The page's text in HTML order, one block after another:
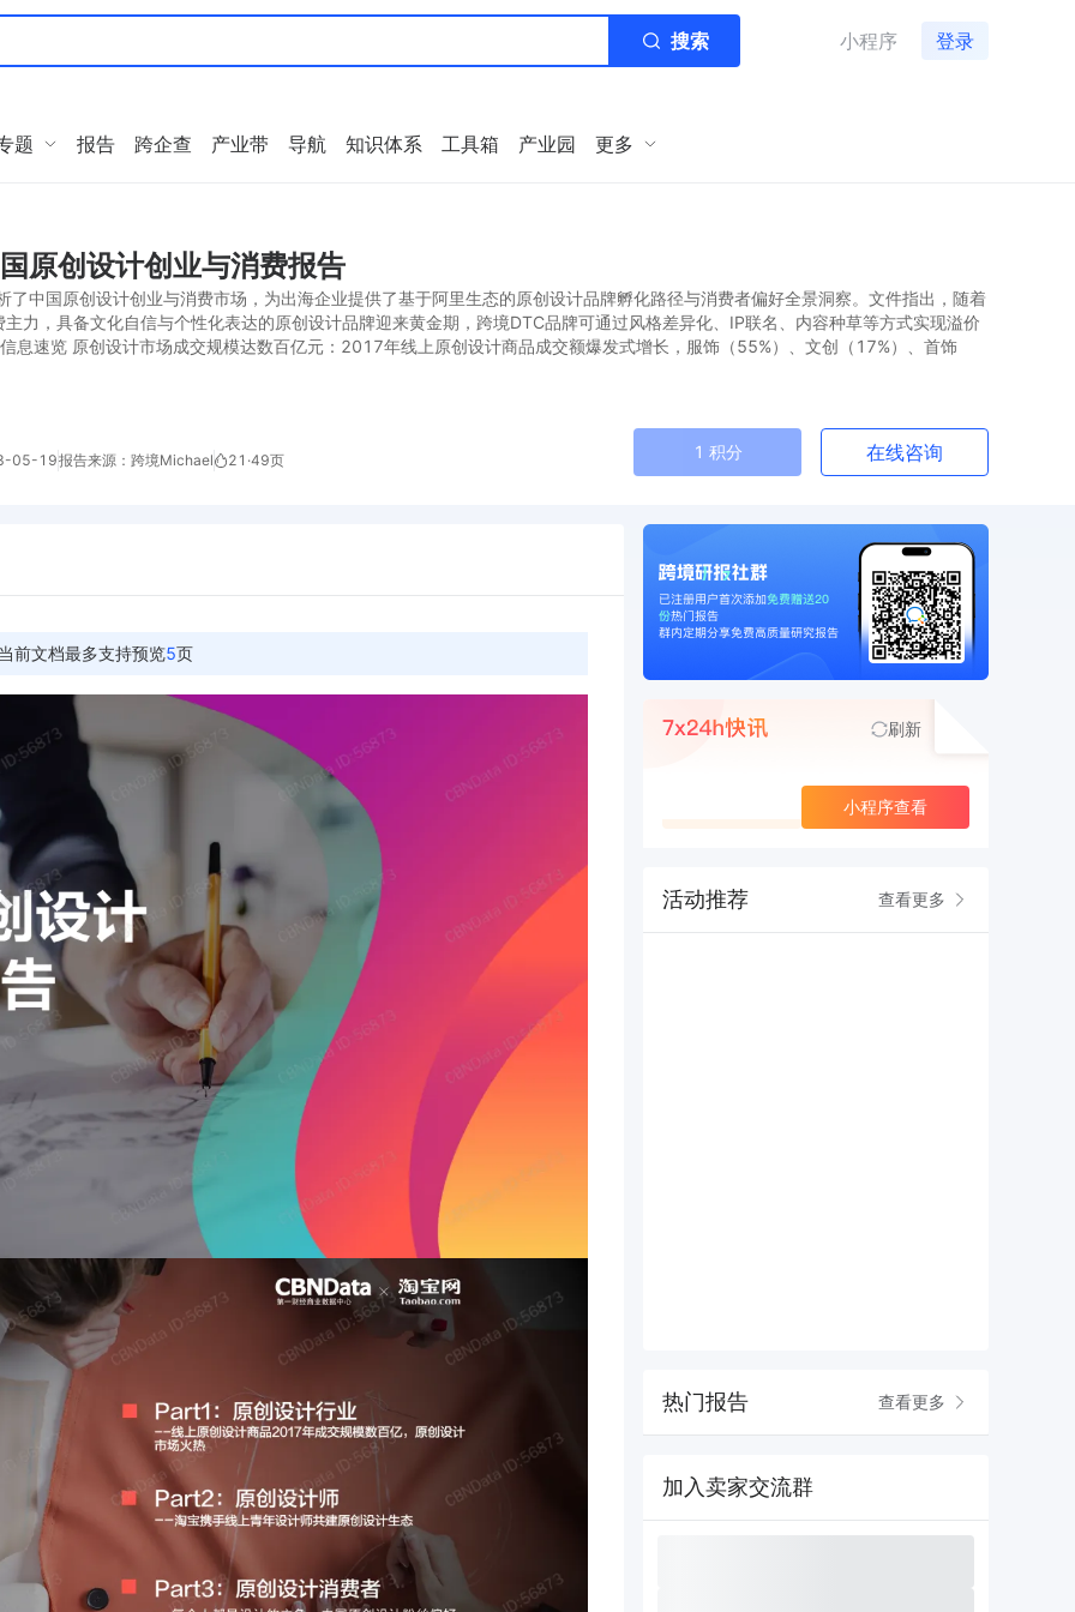
搜索 小程序 登录
题 报告 跨企查 产业带 导航 知识体系 工具箱 产业园 更多
原创设计创业与消费报告
了中国原创设计创业与消费市场，为出海企业提供了基于阿里生态的原创设计品牌孵化路径与消费者偏好全景洞察。文件指出，随着
力，具备文化自信与个性化表达的原创设计品牌迎来黄金期，跨境DTC品牌可通过风格差异化、IP联名、内容种草等方式实现溢价
息速览 原创设计市场成交规模达数百亿元：2017年线上原创设计商品成交额爆发式增长，服饰（55%）、文创（17%）、首饰
05-19报告来源：跨境Michael 21 ·49页 在线咨询
1 积分
前文档最多支持预览5页
刷新
小程序查看
活动推荐 查看更多
热门报告 查看更多
加入卖家交流群